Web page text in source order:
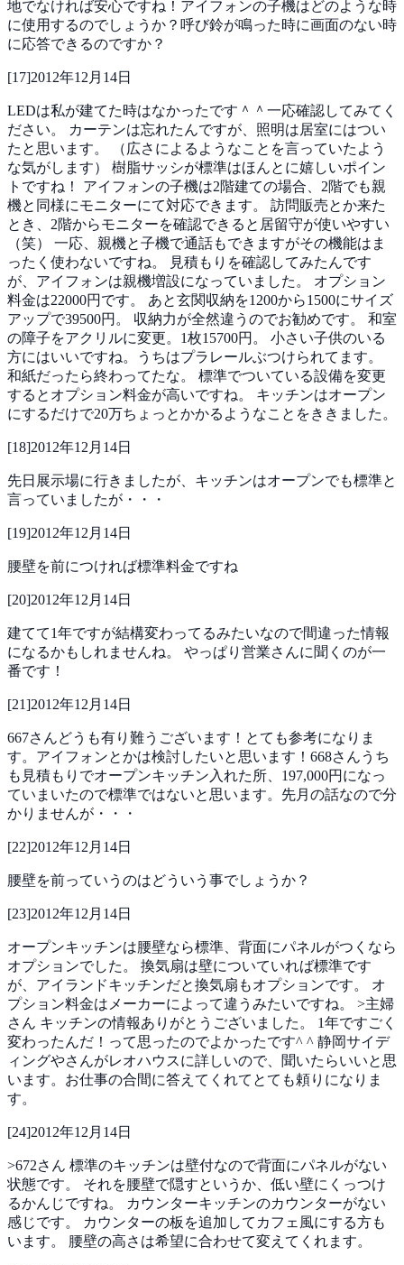
地でなければ安心ですね！アイフォンの子機はどのような時
に使用するのでしょうか？呼び鈴が鳴った時に画面のない時
に応答できるのですか？
[17]2012年12月14日
LEDは私が建てた時はなかったです＾＾一応確認してみてく
ださい。
カーテンは忘れたんですが、照明は居室にはつい
たと思います。
（広さによるようなことを言っていたよう
な気がします） 樹脂サッシが標準はほんとに嬉しいポイン
トですね！ アイフォンの子機は2階建ての場合、2階でも親
機と同様にモニターにて対応できます。 訪問販売とか来た
とき、2階からモニターを確認できると居留守が使いやすい
（笑） 一応、親機と子機で通話もできますがその機能はま
ったく使わないですね。
見積もりを確認してみたんです
が、アイフォンは親機増設になっていました。 オプション
料金は22000円です。 あと玄関収納を1200から1500にサイズ
アップで39500円。 収納力が全然違うのでお勧めです。 和室
の障子をアクリルに変更。1枚15700円。 小さい子供のいる
方にはいいですね。うちはプラレールぶつけられてます。
和紙だったら終わってたな。 標準でついている設備を変更
するとオプション料金が高いですね。 キッチンはオープン
にするだけで20万ちょっとかかるようなことをききました。
[18]2012年12月14日
先日展示場に行きましたが、キッチンはオープンでも標準と
言っていましたが・・・
[19]2012年12月14日
腰壁を前につければ標準料金ですね
[20]2012年12月14日
建てて1年ですが結構変わってるみたいなので間違った情報
になるかもしれませんね。 やっぱり営業さんに聞くのが一
番です！
[21]2012年12月14日
667さんどうも有り難うございます！とても参考になりま
す。アイフォンとかは検討したいと思います！668さんうち
も見積もりでオープンキッチン入れた所、197,000円になっ
ていまいたので標準ではないと思います。先月の話なので分
かりませんが・・・
[22]2012年12月14日
腰壁を前っていうのはどういう事でしょうか？
[23]2012年12月14日
オープンキッチンは腰壁なら標準、背面にパネルがつくなら
オプションでした。 換気扇は壁についていれば標準です
が、アイランドキッチンだと換気扇もオプションです。 オ
プション料金はメーカーによって違うみたいですね。 >主婦
さん キッチンの情報ありがとうございました。 1年ですごく
変わったんだ！って思ったのでよかったです^ ^ 静岡サイデ
ィングやさんがレオハウスに詳しいので、聞いたらいいと思
います。お仕事の合間に答えてくれてとても頼りになりま
す。
[24]2012年12月14日
>672さん 標準のキッチンは壁付なので背面にパネルがない
状態です。 それを腰壁で隠すというか、低い壁にくっつけ
るかんじですね。
カウンターキッチンのカウンターがない
感じです。
カウンターの板を追加してカフェ風にする方も
います。 腰壁の高さは希望に合わせて変えてくれます。